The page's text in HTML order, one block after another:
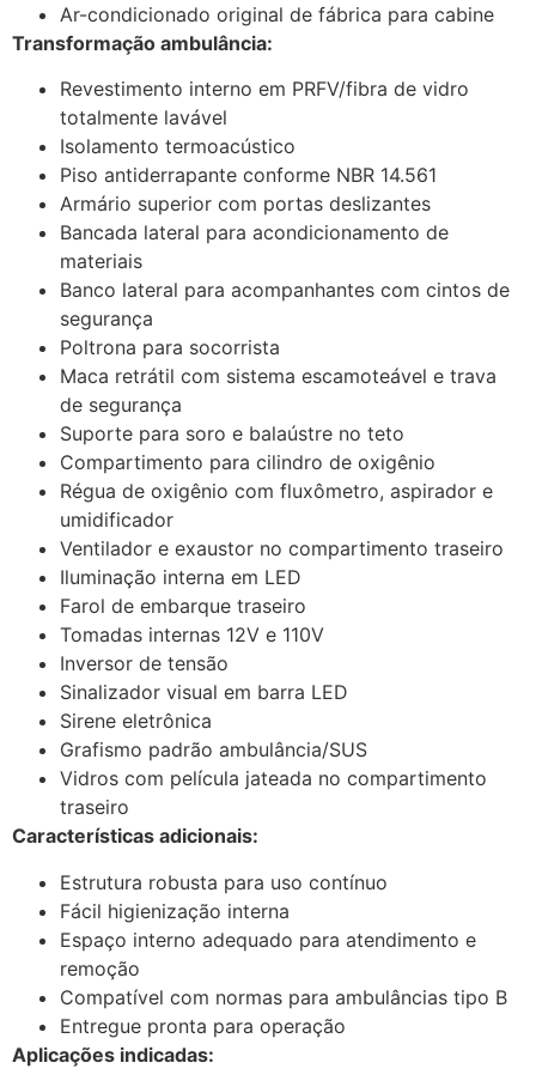
Ar-condicionado original de fábrica para cabine
Transformação ambulância:
Revestimento interno em PRFV/fibra de vidro
totalmente lavável
Isolamento termoacústico
Piso antiderrapante conforme NBR 14.561
Armário superior com portas deslizantes
Bancada lateral para acondicionamento de
materiais
Banco lateral para acompanhantes com cintos de
segurança
Poltrona para socorrista
Maca retrátil com sistema escamoteável e trava
de segurança
Suporte para soro e balaústre no teto
Compartimento para cilindro de oxigênio
Régua de oxigênio com fluxômetro, aspirador e
umidificador
Ventilador e exaustor no compartimento traseiro
Iluminação interna em LED
Farol de embarque traseiro
Tomadas internas 12V e 110V
Inversor de tensão
Sinalizador visual em barra LED
Sirene eletrônica
Grafismo padrão ambulância/SUS
Vidros com película jateada no compartimento
traseiro
Características adicionais:
Estrutura robusta para uso contínuo
Fácil higienização interna
Espaço interno adequado para atendimento e
remoção
Compatível com normas para ambulâncias tipo B
Entregue pronta para operação
Aplicações indicadas: